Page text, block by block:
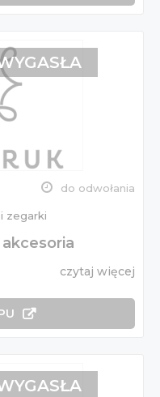
do odwołania
zegarki
akcesoria
czytaj więcej